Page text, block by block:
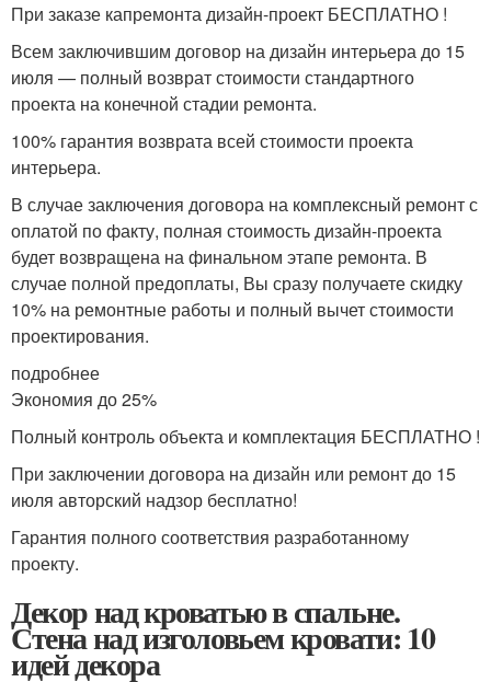
При заказе капремонта дизайн-проект БЕСПЛАТНО !
Всем заключившим договор на дизайн интерьера до 15
июля — полный возврат стоимости стандартного
проекта на конечной стадии ремонта.
100% гарантия возврата всей стоимости проекта
интерьера.
В случае заключения договора на комплексный ремонт с
оплатой по факту, полная стоимость дизайн-проекта
будет возвращена на финальном этапе ремонта. В
случае полной предоплаты, Вы сразу получаете скидку
10% на ремонтные работы и полный вычет стоимости
проектирования.
подробнее
Экономия до 25%
Полный контроль объекта и комплектация БЕСПЛАТНО !
При заключении договора на дизайн или ремонт до 15
июля авторский надзор бесплатно!
Гарантия полного соответствия разработанному
проекту.
Декор над кроватью в спальне.
Стена над изголовьем кровати: 10
идей декора